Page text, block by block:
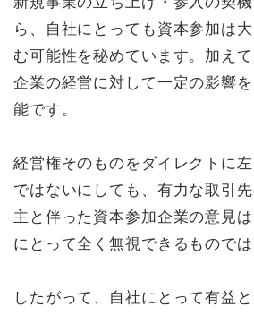
ら、自社にとっても資本参加は
む可能性を秘めています。加え
企業の経営に対して一定の影響
能です。
経営権そのものをダイレクトに
ではないにしても、有力な取引
主と伴った資本参加企業の意見
にとって全く無視できるものでは
したがって、自社にとって有益